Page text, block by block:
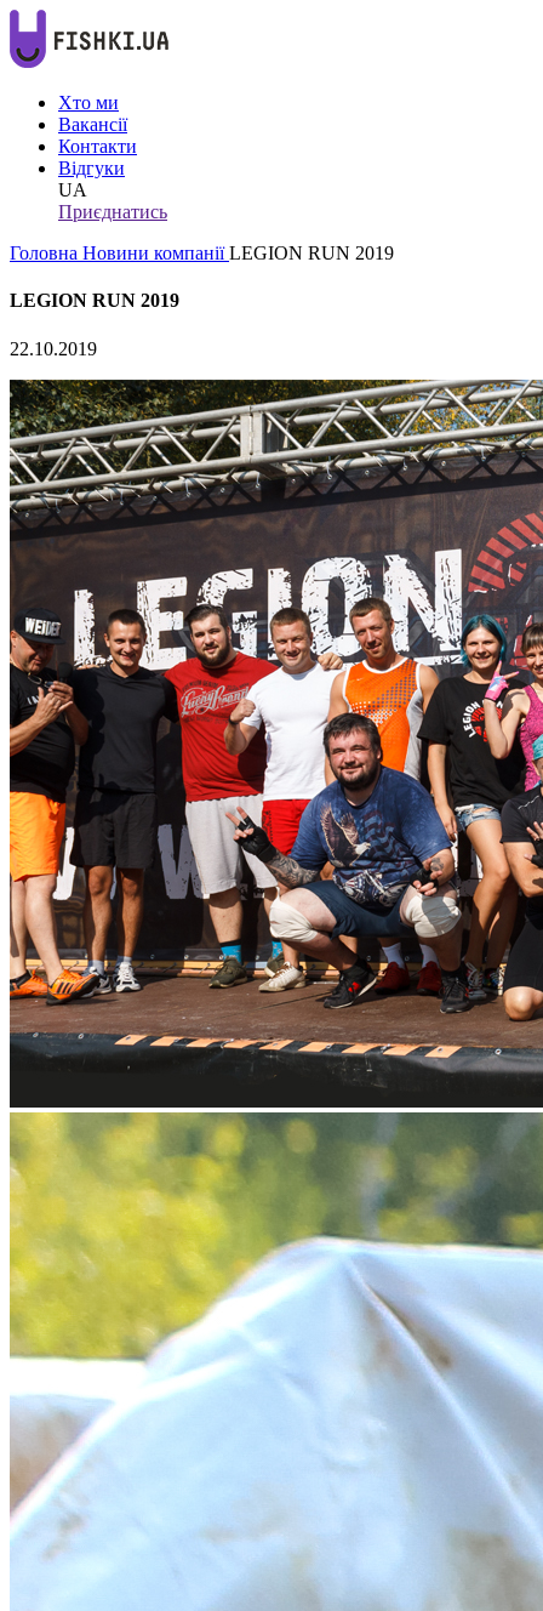
Хто ми
Вакансії
Контакти
Відгуки
UA
Приєднатись
Головна Новини компаніїLEGION RUN 2019
LEGION RUN 2019
22.10.2019